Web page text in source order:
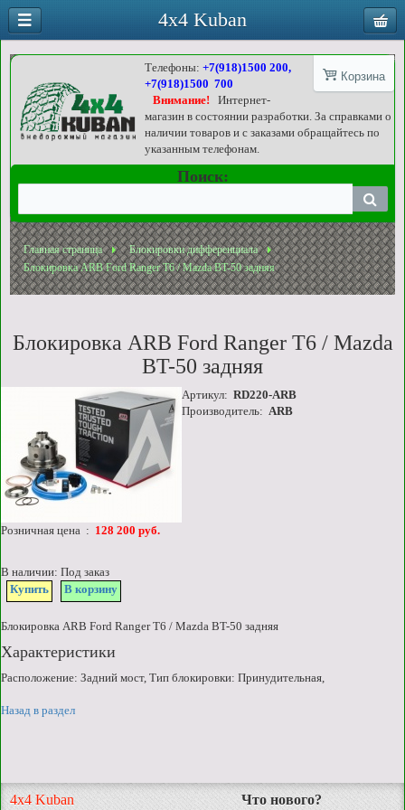
Корзина
Телефоны:+7(918)1500 200,
+7(918)1500 700
Внимание!
Интернет-
магазин в состоянии разработки. За справками о
наличии товаров и с заказами обращайтесь по
указанным телефонам.
Поиск:
Главная страница
Блокировки дифференциала
Блокировка ARB Ford Ranger T6 / Mazda BT-50 задняя
Блокировка ARB Ford Ranger T6 / Mazda
BT-50 задняя
Артикул: RD220-ARB
Производитель: ARB
Розничная цена : 128 200 руб.
В наличии: Под заказ
Купить
В корзину
Блокировка ARB Ford Ranger T6 / Mazda BT-50 задняя
Характеристики
Расположение: Задний мост, Тип блокировки: Принудительная,
Назад в раздел
4x4 Kuban Что нового?
4x4 Kuban